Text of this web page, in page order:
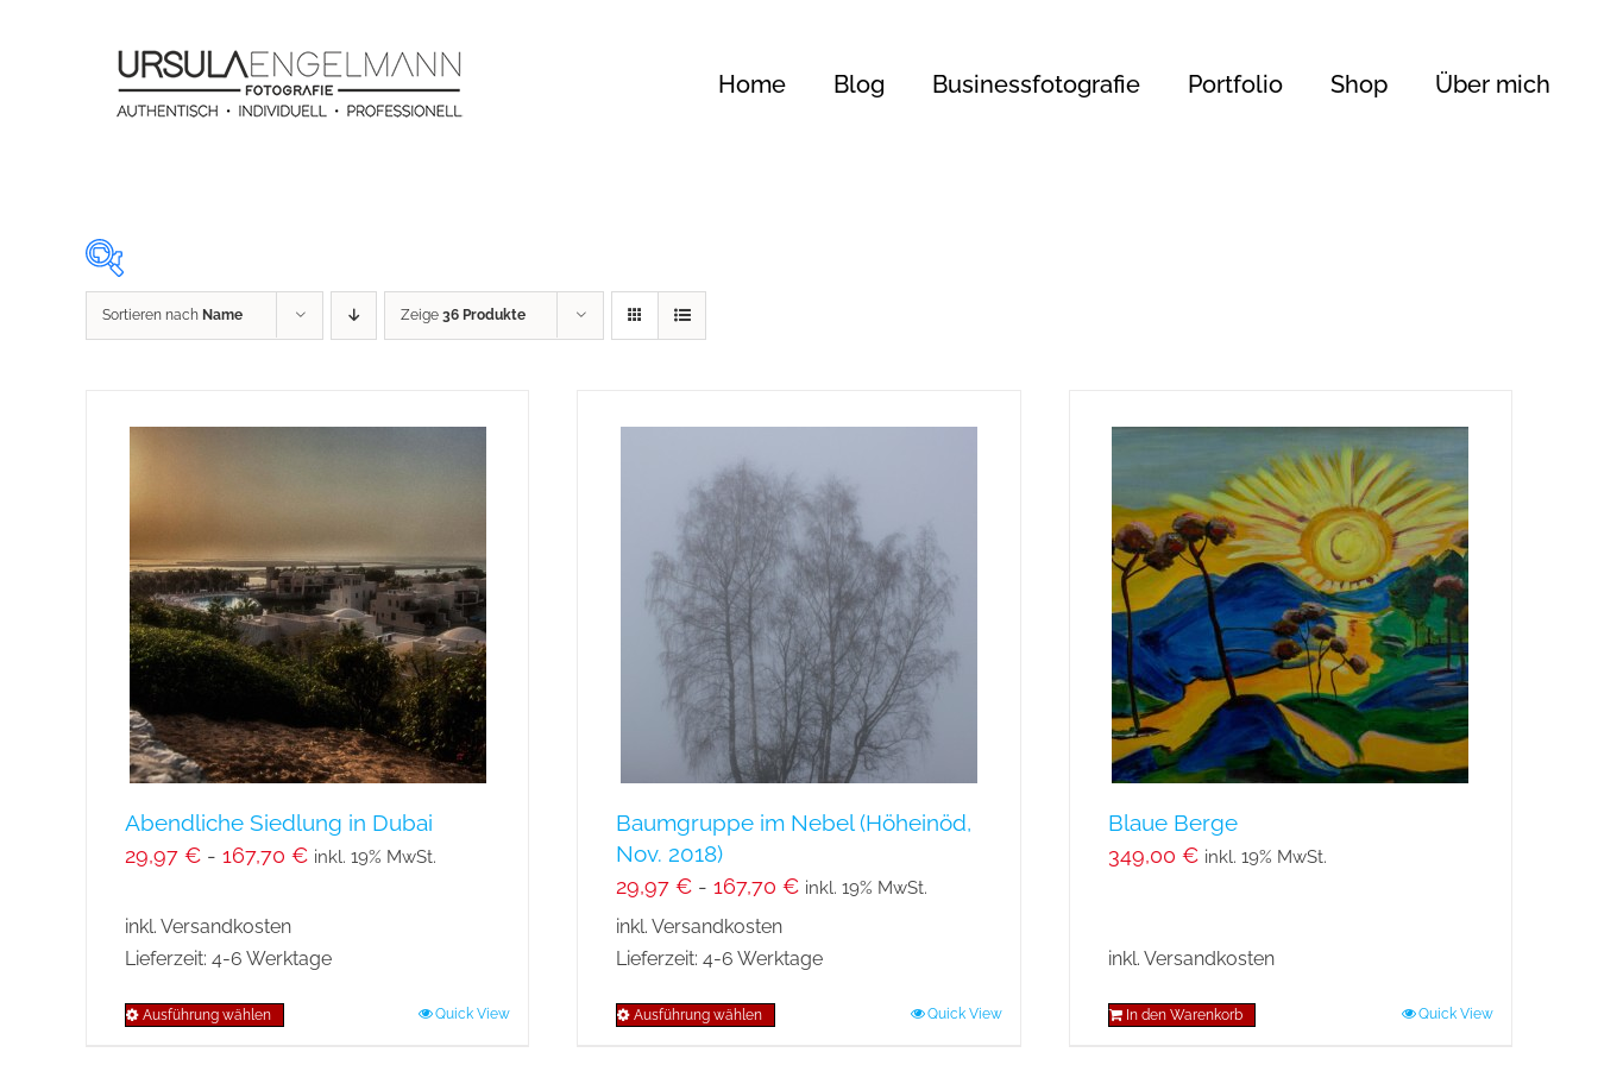
Home Blog Businessfotografie Portfolio Shop Über mich
Sortieren nach Name Zeige 36 Produkte
Abendliche Siedlung in Dubai
29,97 € - 167,70 € inkl. 19% MwSt.
inkl. Versandkosten
Lieferzeit: 4-6 Werktage
Ausführung wählen Quick View
Baumgruppe im Nebel (Höheinöd,
Nov. 2018)
29,97€ -167,70€ inkl. 19% MwSt.
inkl. Versandkosten
Lieferzeit:4-6 Werktage
Ausführung wählen Quick View
Blaue Berge
349,00 € inkl. 19% MwSt.
inkl. Versandkosten
In den Warenkorb Quick View